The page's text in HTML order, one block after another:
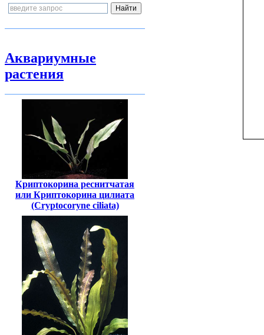
Аквариумные
растения
Криптокорина реснитчатая
или Криптокорина цилиата
(Cryptocoryne ciliata)